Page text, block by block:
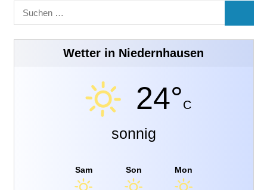
Suchen
nach:
Wetter in Niedernhausen
24°C
sonnig
Sam Son Mon